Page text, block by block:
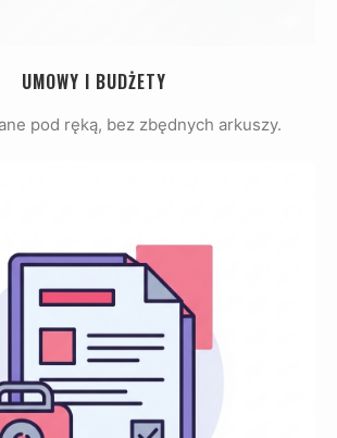
UMOWY I BUDŻETY
pod ręką, bez zbędnych arkuszy.